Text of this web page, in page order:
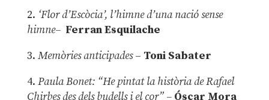
2. ‘Flor d’Escòcia’, l’himne d’una nació sense
himne– Ferran Esquilache
3. Memòries anticipades– Toni Sabater
4. Paula Bonet: “He pintat la història de Rafael
Chirbes des dels budells i el cor” –Óscar Mora